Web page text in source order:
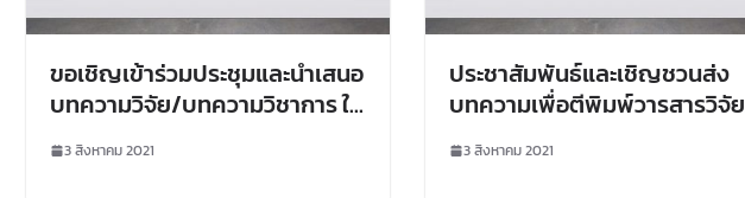
ขอเชิญเข้าร่วมประชุมและนำเสนอ
บทความวิจัย/บทความวิชาการ ใน
ที่ 4 ประจำปี 2564
3 สิงหาคม 2021
ประชาสัมพันธ์และเชิญชวนส่ง
บทความเพื่อตีพิมพ์วารสารวิจัย
วิทยาศาสตร์และเทคโนโลยี
3 สิงหาคม 2021